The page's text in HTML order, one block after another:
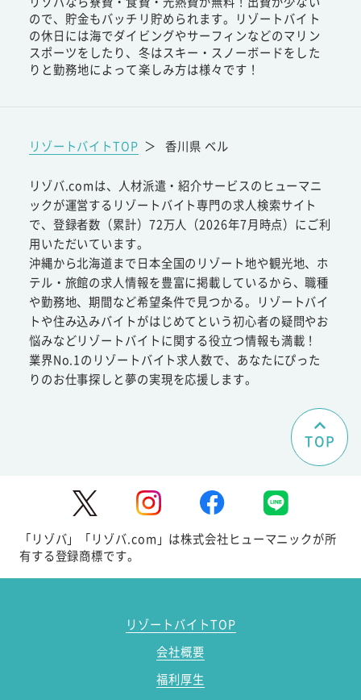
ので、貯金もバッチリ貯められます。リゾートバイト
の休日には海でダイビングやサーフィンなどのマリン
スポーツをしたり、冬はスキー・スノーボードをした
りと勤務地によって楽しみ方は様々です！
リゾートバイトTOP ＞ 香川県 ベル
リゾバ.comは、人材派遣・紹介サービスのヒューマニ
ックが運営するリゾートバイト専門の求人検索サイト
で、登録者数（累計）72万人（2026年7月時点）にご利
用いただいています。
沖縄から北海道まで日本全国のリゾート地や観光地、ホ
テル・旅館の求人情報を豊富に掲載しているから、職種
や勤務地、期間など希望条件で見つかる。リゾートバイ
トや住み込みバイトがはじめてという初心者の疑問やお
悩みなどリゾートバイトに関する役立つ情報も満載！
業界No.1のリゾートバイト求人数で、あなたにぴった
りのお仕事探しと夢の実現を応援します。
TOP
「リゾバ」「リゾバ.com」は株式会社ヒューマニックが所
有する登録商標です。
リゾートバイトTOP
会社概要
福利厚生